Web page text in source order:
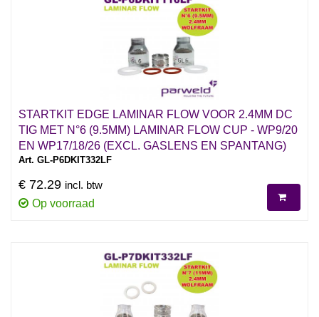
STARTKIT EDGE LAMINAR FLOW VOOR 2.4MM DC
TIG MET N°6 (9.5MM) LAMINAR FLOW CUP - WP9/20
EN WP17/18/26 (EXCL. GASLENS EN SPANTANG)
Art. GL-P6DKIT332LF
€ 72.29 incl. btw
Op voorraad